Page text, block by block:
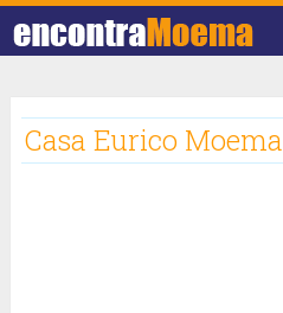
Casa Eurico Moema